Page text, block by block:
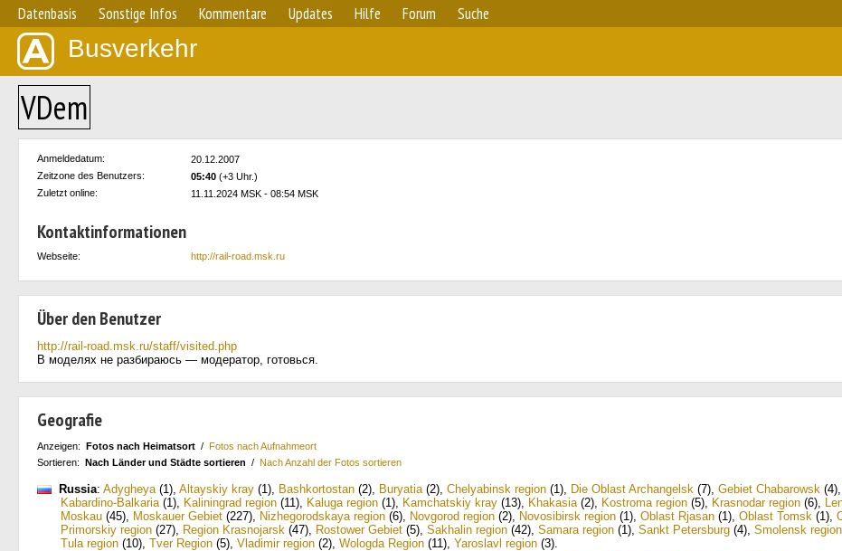
Datenbasis Sonstige Infos Kommentare Updates Hilfe Forum Suche
Busverkehr
VDem
Anmeldedatum:
20.12.2007
Zeitzone des Benutzers:
05:40 (+3 Uhr.)
Zuletzt online:
11.11.2024 MSK - 08:54 MSK
Kontaktinformationen
Webseite: http://rail-road.msk.ru
Über den Benutzer
http://rail-road.msk.ru/staff/visited.php
В моделях не разбираюсь — модератор, готовься.
Geografie
Anzeigen: Fotos nach Heimatsort / Fotos nach Aufnahmeort
Sortieren: Nach Länder und Städte sortieren / Nach Anzahl der Fotos sortieren
Russia: Adygheya(1), Altayskiy kray (1), Bashkortostan (2), Buryatia(2), Chelyabinsk region (1), Die Oblast Archangelsk (7), Gebiet Chabarowsk (4),
Kabardino-Balkaria(1), Kaliningrad region (11), Kaluga region (1), Kamchatskiy kray (13), Khakasia(2), Kostroma region (5), Krasnodar region (6),
Moskau (45), Moskauer Gebiet (227), Nizhegorodskaya region (6), Novgorod region (2), Novosibirsk region (1), Oblast Rjasan (1), Oblast Tomsk (1),
Primorskiy region (27), Region Krasnojarsk (47), Rostower Gebiet (5), Sakhalin region (42), Samara region (1), Sankt Petersburg (4), Smolensk region
Tula region (10), Tver Region (5), Vladimir region (2), Wologda Region (11), Yaroslavl region (3).